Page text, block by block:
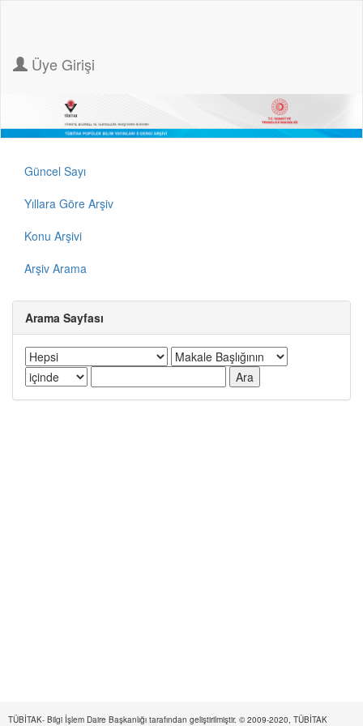
Üye Girişi
Güncel Sayı
Yıllara Göre Arşiv
Konu Arşivi
Arşiv Arama
Arama Sayfası
TÜBİTAK- Bilgi İşlem Daire Başkanlığı tarafından geliştirilmiştir. © 2009-2020, TÜBİTAK